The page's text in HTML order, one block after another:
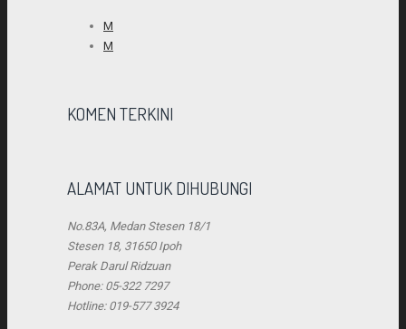
M
M
KOMEN TERKINI
ALAMAT UNTUK DIHUBUNGI
No.83A, Medan Stesen 18/1
Stesen 18, 31650 Ipoh
Perak Darul Ridzuan
Phone: 05-322 7297
Hotline: 019-577 3924